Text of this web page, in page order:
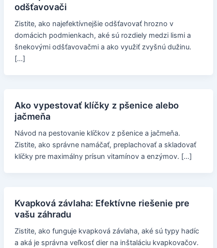
odšťavovači
Zistite, ako najefektívnejšie odšťavovať hrozno v
domácich podmienkach, aké sú rozdiely medzi lismi a
šnekovými odšťavovačmi a ako využiť zvyšnú dužinu.
[…]
Ako vypestovať klíčky z pšenice alebo
jačmeňa
Návod na pestovanie klíčkov z pšenice a jačmeňa.
Zistite, ako správne namáčať, preplachovať a skladovať
klíčky pre maximálny prísun vitamínov a enzýmov. […]
Kvapková závlaha: Efektívne riešenie pre
vašu záhradu
Zistite, ako funguje kvapková závlaha, aké sú typy hadíc
a aká je správna veľkosť dier na inštaláciu kvapkovačov.